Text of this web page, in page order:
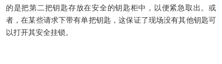
的是把第二把钥匙存放在安全的钥匙柜中，以便紧急取出。或
者，在某些请求下带有单把钥匙，这保证了现场没有其他钥匙可
以打开其安全挂锁。